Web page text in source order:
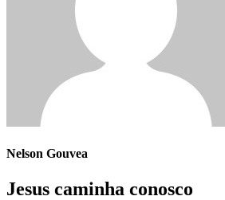
Nelson Gouvea
Jesus caminha conosco